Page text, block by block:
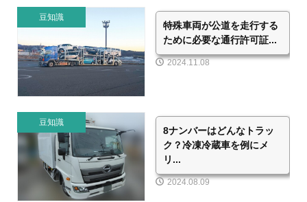
豆知識
特殊車両が公道を走行する
ために必要な通行許可証...
2024.11.08
豆知識
8ナンバーはどんなトラッ
ク？冷凍冷蔵車を例にメ
リ...
2024.08.09